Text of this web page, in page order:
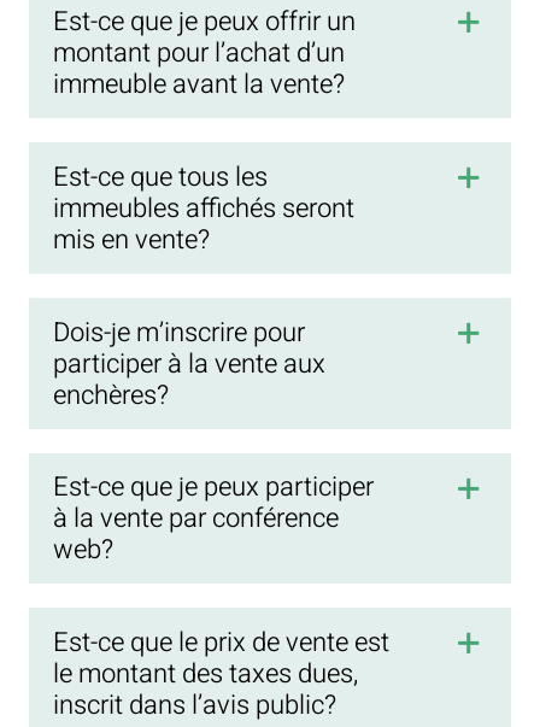
Est-ce que je peux offrir un
montant pour l’achat d’un
immeuble avant la vente?
Est-ce que tous les
immeubles affichés seront
mis en vente?
Dois-je m’inscrire pour
participer à la vente aux
enchères?
Est-ce que je peux participer
à la vente par conférence
web?
Est-ce que le prix de vente est
le montant des taxes dues,
inscrit dans l’avis public?